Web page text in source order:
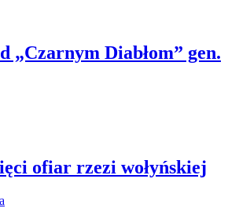
„Czarnym Diabłom” gen.
ofiar rzezi wołyńskiej